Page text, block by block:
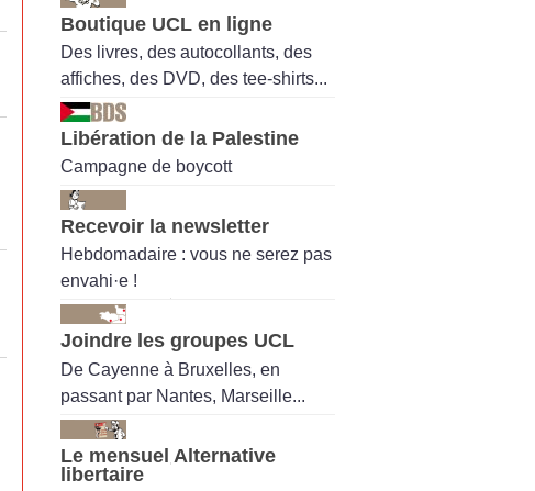
Boutique UCL en ligne
Des livres, des autocollants, des
affiches, des DVD, des tee-shirts...
Libération de la Palestine
Campagne de boycott
Recevoir la newsletter
Hebdomadaire : vous ne serez pas
envahi·e !
Joindre les groupes UCL
De Cayenne à Bruxelles, en
passant par Nantes, Marseille...
Le mensuel Alternative
libertaire